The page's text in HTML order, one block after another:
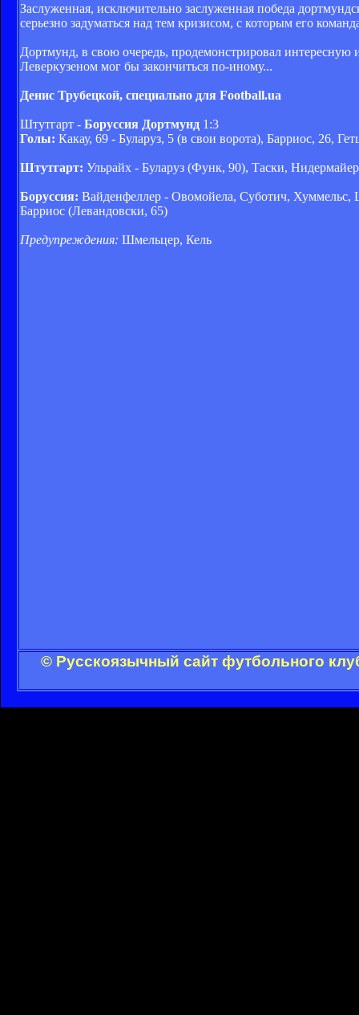
Заслуженная, исключительно заслуженная победа
серьезно задуматься над тем кризисом, с которым его
Дортмунд, в свою очередь, продемонстрировал
Леверкузеном мог бы закончиться по-иному...
Денис Трубецкой, специально для Football.ua
Штутгарт - Боруссия Дортмунд 1:3
Голы: Какау, 69 - Буларуз, 5 (в свои ворота), Барриос, 26,
Штутгарт: Ульрайх - Буларуз (Функ, 90), Таски,
Боруссия: Вайденфеллер - Овомойела, Суботич,
Барриос (Левандовски, 65)
Предупреждения: Шмельцер, Кель
© Русскоязычный сайт футбольного